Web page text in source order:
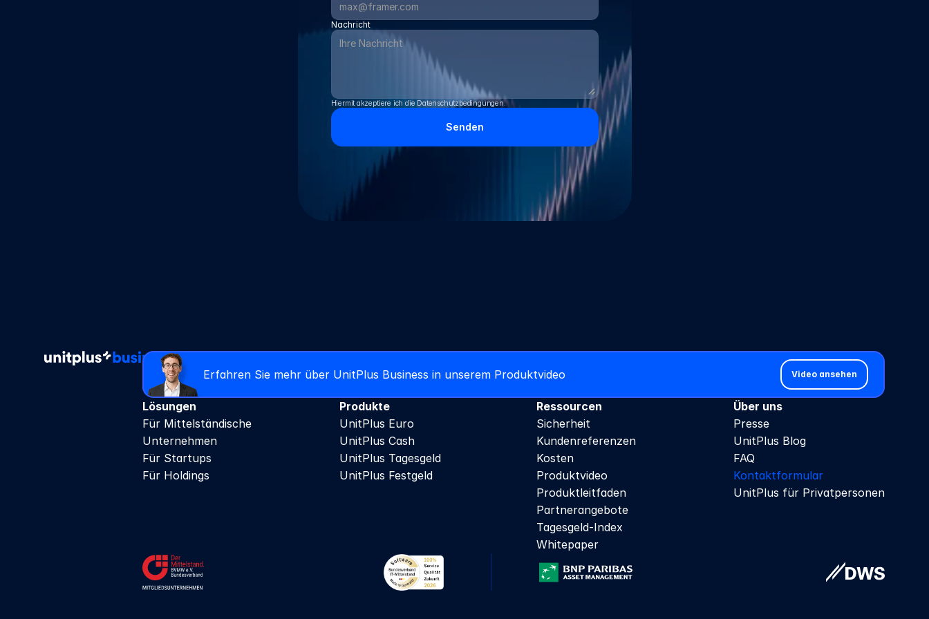
Nachricht
Hiermit akzeptiere ich die Datenschutzbedingungen.
Senden
Erfahren Sie mehr über UnitPlus Business in unserem Produktvideo Video ansehen
Lösungen
Für Mittelständische
Unternehmen
Für Startups
Für Holdings
Produkte
UnitPlus Euro
UnitPlus Cash
UnitPlus Tagesgeld
UnitPlus Festgeld
Ressourcen
Sicherheit
Kundenreferenzen
Kosten
Produktvideo
Produktleitfaden
Partnerangebote
Tagesgeld-Index
Whitepaper
Über uns
Presse
UnitPlus Blog
FAQ
Kontaktformular
UnitPlus für Privatpersonen